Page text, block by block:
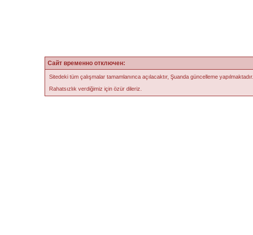
Сайт временно отключен:
Sitedeki tüm çalışmalar tamamlanınca açılacaktır, Şuanda güncelleme yapılmaktadır.
Rahatsızlık verdiğimiz için özür dileriz.